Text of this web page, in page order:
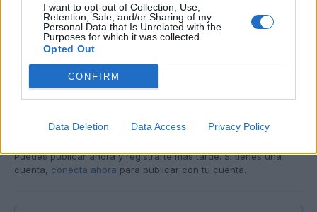
I want to opt-out of Collection, Use,
Retention, Sale, and/or Sharing of my
Personal Data that Is Unrelated with the
Purposes for which it was collected.
Opted Out
CONFIRM
Data Deletion Data Access Privacy Policy
Hace tiempo,bastante busque en Overnet algo parecido de
Ferrari y lamborghini y encontre unos videos contando un poco
sobre el tema...eso si era en italianini
Puedes publicar ahora y registrarte más tarde. Si tienes una
cuenta, conecta ahora para publicar con tu cuenta.